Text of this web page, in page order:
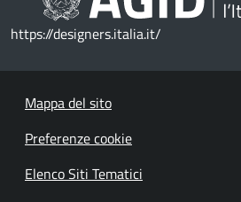
https://designers.italia.it/
Mappa del sito
Preferenze cookie
Elenco Siti Tematici